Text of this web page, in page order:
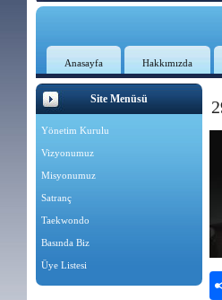
Anasayfa Hakkımızda
Site Menüsü
Yönetim Kurulu
Vizyonumuz
Misyonumuz
Satranç
Taekwondo
Basında Biz
Üye Listesi